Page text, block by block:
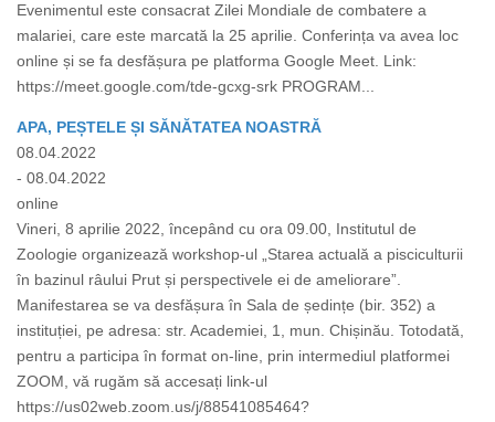
Evenimentul este consacrat Zilei Mondiale de combatere a
malariei, care este marcată la 25 aprilie. Conferința va avea loc
online și se fa desfășura pe platforma Google Meet. Link:
https://meet.google.com/tde-gcxg-srk PROGRAM...
APA, PEȘTELE ȘI SĂNĂTATEA NOASTRĂ
08.04.2022
- 08.04.2022
online
Vineri, 8 aprilie 2022, începând cu ora 09.00, Institutul de
Zoologie organizează workshop-ul „Starea actuală a pisciculturii
în bazinul râului Prut și perspectivele ei de ameliorare”.
Manifestarea se va desfășura în Sala de ședințe (bir. 352) a
instituției, pe adresa: str. Academiei, 1, mun. Chișinău. Totodată,
pentru a participa în format on-line, prin intermediul platformei
ZOOM, vă rugăm să accesați link-ul
https://us02web.zoom.us/j/88541085464?